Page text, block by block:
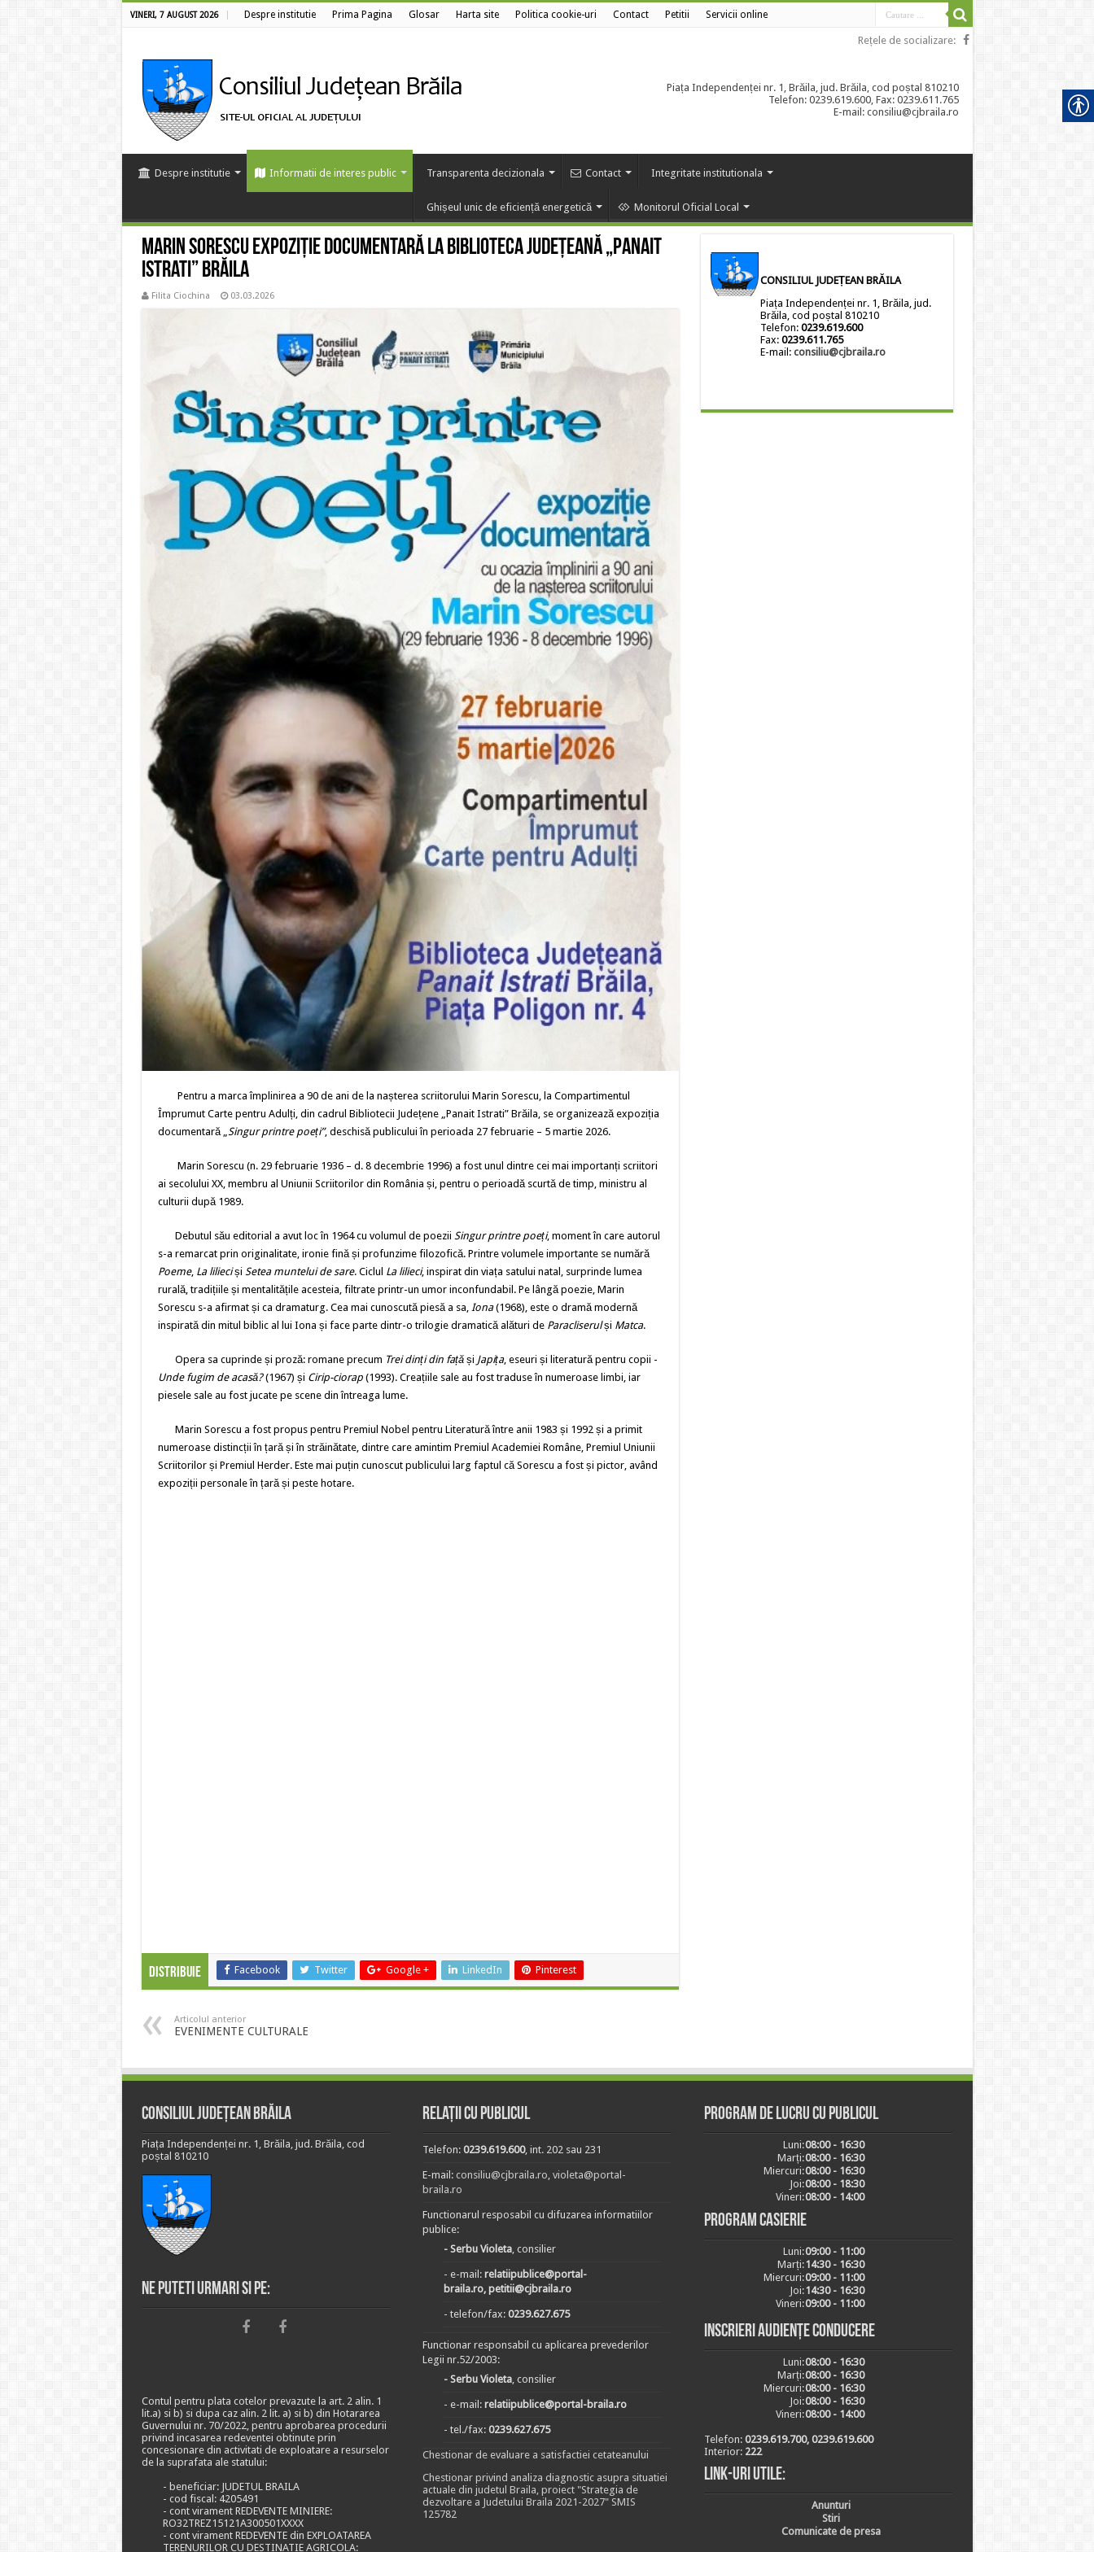
VINERI, 7 AUGUST 2026 Despre institutie Prima Pagina Glosar Harta site Politica cookie-uri Contact Petitii Servicii online
Rețele de socializare:
Piața Independenței nr. 1, Brăila, jud. Brăila, cod poștal 810210
Telefon: 0239.619.600, Fax: 0239.611.765
E-mail: consiliu@cjbraila.ro
Despre institutie Informatii de interes public Transparenta decizionala Contact Integritate institutionala
Ghișeul unic de eficiență energetică Monitorul Oficial Local
Marin Sorescu Expoziție documentară la Biblioteca Județeană „Panait
Istrati” Brăila
Filita Ciochina 03.03.2026
Pentru a marca împlinirea a 90 de ani de la nașterea scriitorului Marin Sorescu, la Compartimentul
Împrumut Carte pentru Adulți, din cadrul Bibliotecii Județene „Panait Istrati” Brăila, se organizează expoziția
documentară „ Singur printre poeți”, deschisă publicului în perioada 27 februarie – 5 martie 2026.
Marin Sorescu (n. 29 februarie 1936 – d. 8 decembrie 1996) a fost unul dintre cei mai importanți scriitori
ai secolului XX, membru al Uniunii Scriitorilor din România și, pentru o perioadă scurtă de timp, ministru al
culturii după 1989.
Debutul său editorial a avut loc în 1964 cu volumul de poezii Singur printre poeți, moment în care autorul
s-a remarcat prin originalitate, ironie fină și profunzime filozofică. Printre volumele importante se numără
Poeme, La lilieciși Setea muntelui de sare. Ciclul La lilieci, inspirat din viața satului natal, surprinde lumea
rurală, tradițiile și mentalitățile acesteia, filtrate printr-un umor inconfundabil. Pe lângă poezie, Marin
Sorescu s-a afirmat și ca dramaturg. Cea mai cunoscută piesă a sa, Iona(1968), este o dramă modernă
inspirată din mitul biblic al lui Iona și face parte dintr-o trilogie dramatică alături de Paracliserulși Matca.
Opera sa cuprinde și proză: romane precum Trei dinți din fațăși Japița, eseuri și literatură pentru copii -
Unde fugim de acasă?(1967) și Cirip-ciorap(1993). Creațiile sale au fost traduse în numeroase limbi, iar
piesele sale au fost jucate pe scene din întreaga lume.
Marin Sorescu a fost propus pentru Premiul Nobel pentru Literatură între anii 1983 și 1992 și a primit
numeroase distincții în țară și în străinătate, dintre care amintim Premiul Academiei Române, Premiul Uniunii
Scriitorilor și Premiul Herder. Este mai puțin cunoscut publicului larg faptul că Sorescu a fost și pictor, având
expoziții personale în țară și peste hotare.
Distribuie Facebook Twitter Google + LinkedIn Pinterest
Articolul anterior
EVENIMENTE CULTURALE
CONSILIUL JUDEȚEAN BRĂILA
Piața Independenței nr. 1, Brăila, jud.
Brăila, cod poștal 810210
Telefon: 0239.619.600
Fax: 0239.611.765
E-mail: consiliu@cjbraila.ro
Consiliul Județean Brăila
Piața Independenței nr. 1, Brăila, jud. Brăila, cod
poștal 810210
Ne puteti urmari si pe:
Contul pentru plata cotelor prevazute la art. 2 alin. 1
lit.a) si b) si dupa caz alin. 2 lit. a) si b) din Hotararea
Guvernului nr. 70/2022, pentru aprobarea procedurii
privind incasarea redeventei obtinute prin
concesionare din activitati de exploatare a resurselor
de la suprafata ale statului:
- beneficiar: JUDETUL BRAILA
- cod fiscal: 4205491
- cont virament REDEVENTE MINIERE:
RO32TREZ15121A300501XXXX
- cont virament REDEVENTE din EXPLOATAREA
TERENURILOR CU DESTINATIE AGRICOLA:
Relații cu publicul
Telefon:0239.619.600, int. 202 sau 231
E-mail:consiliu@cjbraila.ro ,violeta@portal-
braila.ro
Functionarul resposabil cu difuzarea informatiilor
publice:
- Serbu Violeta , consilier
- e-mail:relatiipublice@portal-
braila.ro, petitii@cjbraila.ro
- telefon/fax:0239.627.675
Functionar responsabil cu aplicarea prevederilor
Legii nr.52/2003:
- Serbu Violeta , consilier
- e-mail:relatiipublice@portal-braila.ro
- tel./fax:0239.627.675
Chestionar de evaluare a satisfactiei cetateanului
Chestionar privind analiza diagnostic asupra situatiei
actuale din judetul Braila, proiect "Strategia de
dezvoltare a Judetului Braila 2021-2027" SMIS
125782
Program de lucru cu publicul
Luni:08:00 - 16:30
Marți:08:00 - 16:30
Miercuri:08:00 - 16:30
Joi:08:00 - 18:30
Vineri:08:00 - 14:00
Program casierie
Luni:09:00 - 11:00
Marți:14:30 - 16:30
Miercuri:09:00 - 11:00
Joi:14:30 - 16:30
Vineri:09:00 - 11:00
Inscrieri audiențe conducere
Luni:08:00 - 16:30
Marți:08:00 - 16:30
Miercuri:08:00 - 16:30
Joi:08:00 - 16:30
Vineri:08:00 - 14:00
Telefon: 0239.619.700, 0239.619.600
Interior: 222
Link-uri utile:
Anunturi
Stiri
Comunicate de presa